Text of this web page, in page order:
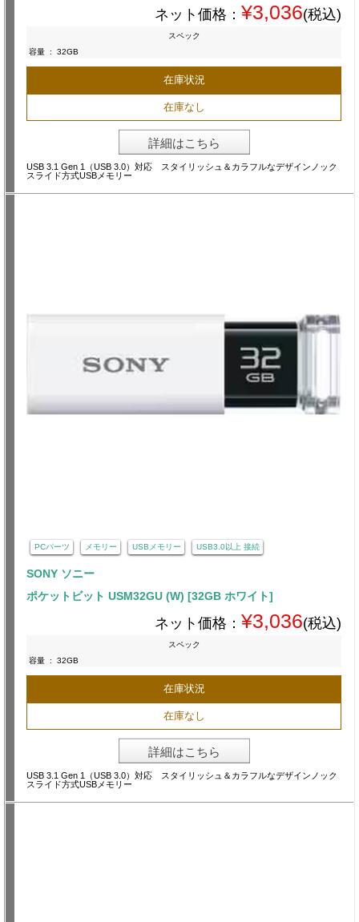
ネット価格： ¥3,036(税込)
スペック
容量 : 32GB
在庫状況
在庫なし
詳細はこちら
USB 3.1 Gen 1（USB 3.0）対応 スタイリッシュ＆カラフルなデザインノック
スライド方式USBメモリー
PCパーツ メモリー USBメモリー USB3.0以上 接続
SONY ソニー
ポケットビット USM32GU (W) [32GB ホワイト]
ネット価格： ¥3,036(税込)
スペック
容量 : 32GB
在庫状況
在庫なし
詳細はこちら
USB 3.1 Gen 1（USB 3.0）対応 スタイリッシュ＆カラフルなデザインノック
スライド方式USBメモリー